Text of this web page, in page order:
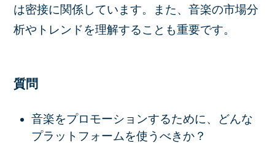
は密接に関係しています。また、音楽の市場分
析やトレンドを理解することも重要です。
質問
音楽をプロモーションするために、どんな
プラットフォームを使うべきか？